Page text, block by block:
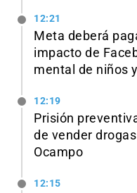
12:21
Meta deberá
impacto de
mental de niños
12:19
Prisión
de vender
Ocampo
12:15